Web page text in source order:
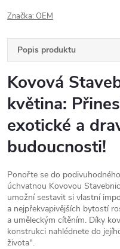
Značka: OEM
Popis produktu
Kovová
květina:
exotické a
budoucnosti!
Ponořte se do
úchvatnou Kovovou
umožní sestavit si vlastní
a nejpřekvapivějších bytostí
a uměleckým cítěním. Díky
konstrukci nahlédnete do
života".